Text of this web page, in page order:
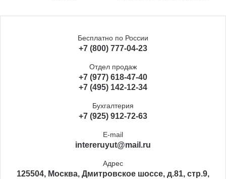
Бесплатно по России
+7 (800) 777-04-23
Отдел продаж
+7 (977) 618-47-40
+7 (495) 142-12-34
Бухгалтерия
+7 (925) 912-72-63
E-mail
intereruyut@mail.ru
Адрес
125504, Москва, Дмитровское шоссе, д.81, стр.9,